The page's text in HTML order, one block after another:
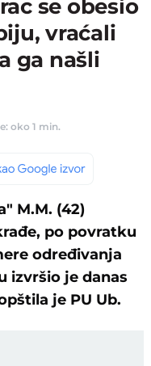
se obesio
vraćali
ga našli
oko 1 min.
M.M. (42)
po povratku
određivanja
izvršio je danas
je PU Ub.